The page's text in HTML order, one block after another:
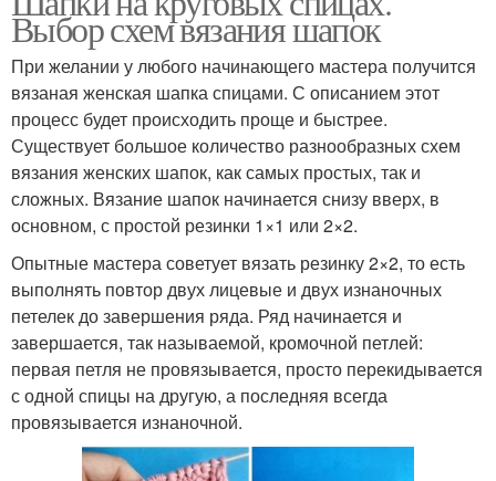
Выбор схем вязания шапок
При желании у любого начинающего мастера получится
вязаная женская шапка спицами. С описанием этот
процесс будет происходить проще и быстрее.
Существует большое количество разнообразных схем
вязания женских шапок, как самых простых, так и
сложных. Вязание шапок начинается снизу вверх, в
основном, с простой резинки 1×1 или 2×2.
Опытные мастера советует вязать резинку 2×2, то есть
выполнять повтор двух лицевые и двух изнаночных
петелек до завершения ряда. Ряд начинается и
завершается, так называемой, кромочной петлей:
первая петля не провязывается, просто перекидывается
с одной спицы на другую, а последняя всегда
провязывается изнаночной.